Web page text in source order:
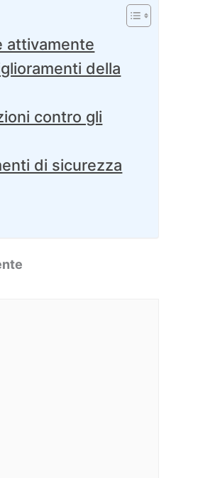
attivamente
della
contro gli
di sicurezza